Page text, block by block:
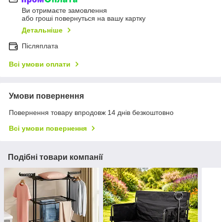
Ви отримаєте замовлення
або гроші повернуться на вашу картку
Детальніше
Післяплата
Всі умови оплати
Умови повернення
Повернення товару впродовж 14 днів безкоштовно
Всі умови повернення
Подібні товари компанії